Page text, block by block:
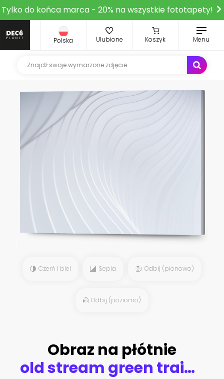
Tylko do końca marca - 20% na wszystkie fototapety!
Polska Ulubione Koszyk Menu
Czerń i biel Sepia Odbij (pionowo)
Odbij (poziomo)
Obraz na płótnie
old stream green train that runs through the countryside